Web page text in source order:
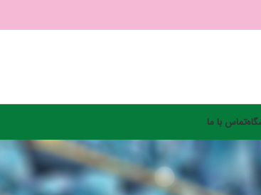
تماس با ما